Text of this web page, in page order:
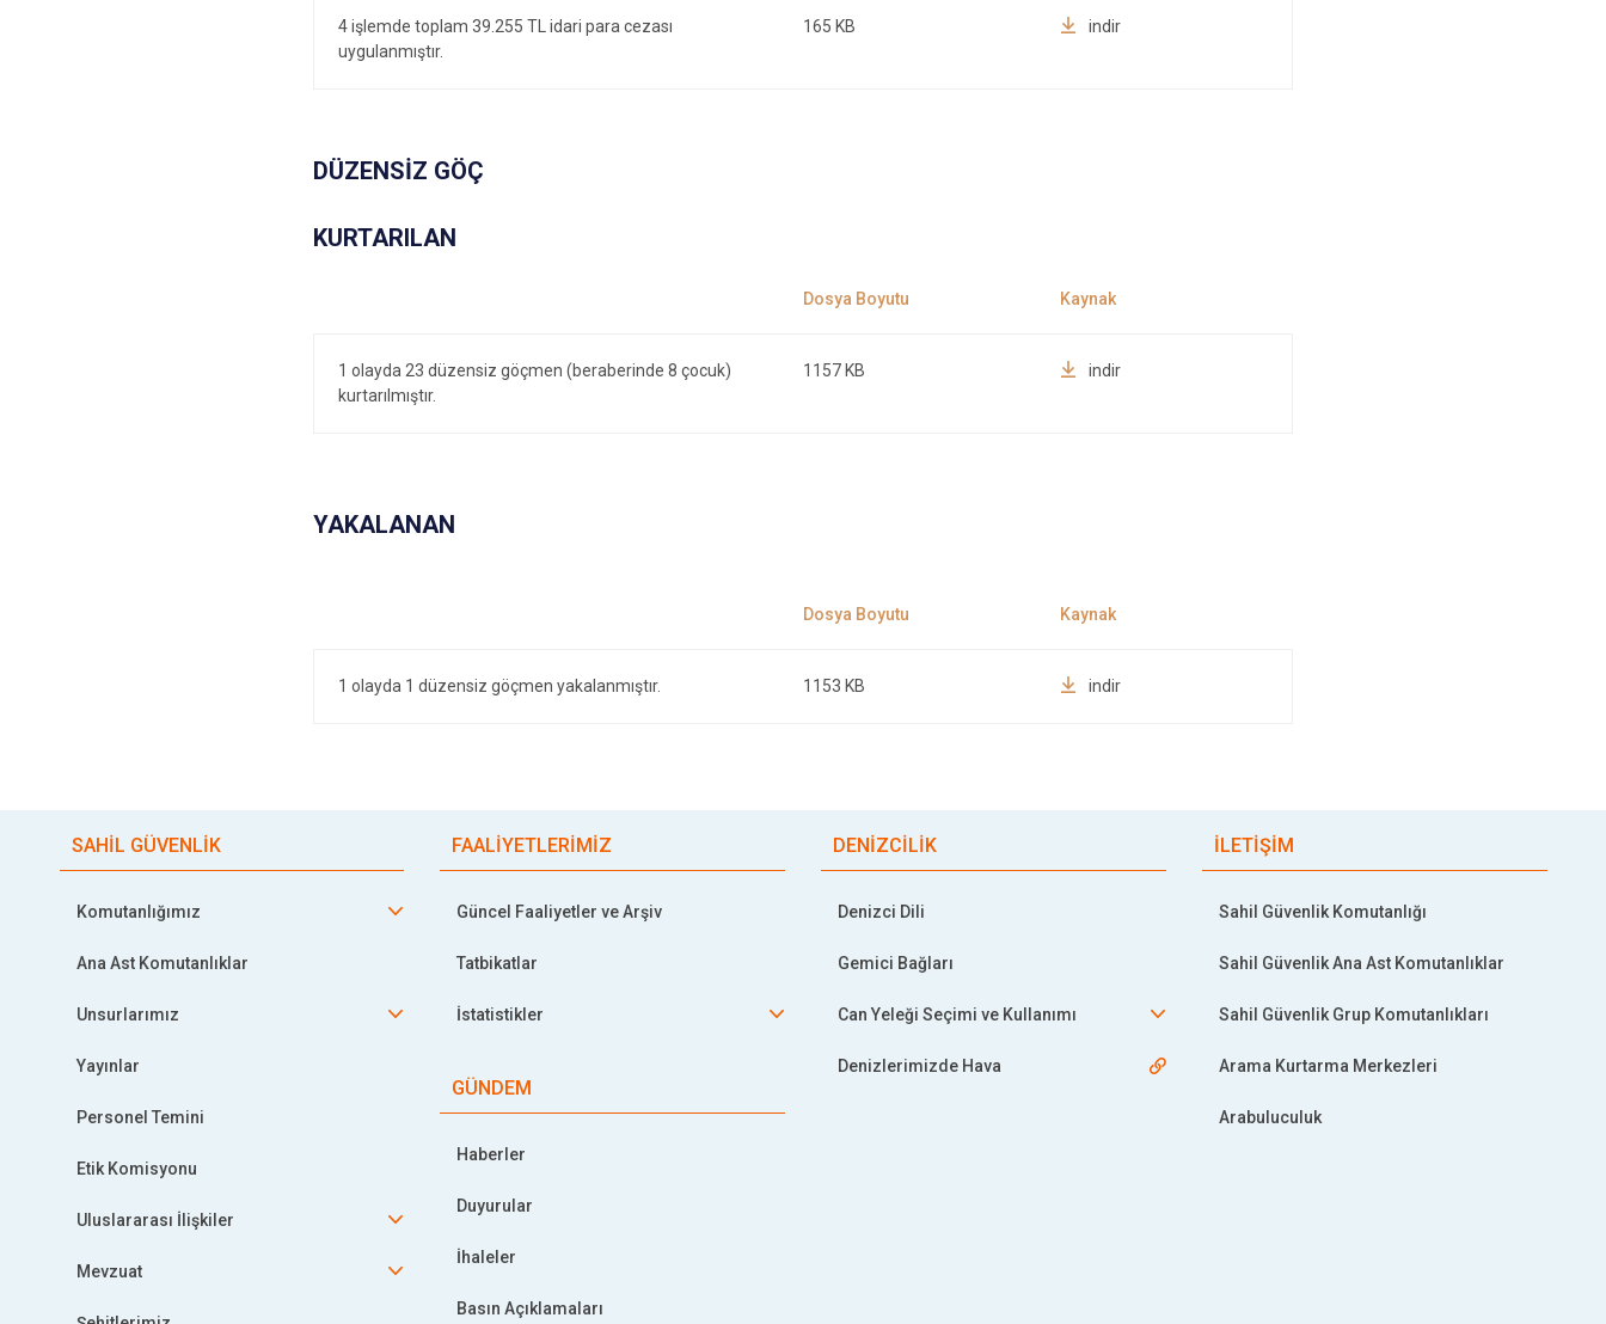
4 işlemde toplam 39.255‬ TL idari para cezası
uygulanmıştır.
165 KB indir
DÜZENSİZ GÖÇ
KURTARILAN
1 olayda 23 düzensiz göçmen (beraberinde 8 çocuk)
kurtarılmıştır.
1157 KB indir
YAKALANAN
1 olayda 1 düzensiz göçmen yakalanmıştır. 1153 KB indir
SAHİL GÜVENLİK
Komutanlığımız
Ana Ast Komutanlıklar
Unsurlarımız
Yayınlar
Personel Temini
Etik Komisyonu
Uluslararası İlişkiler
Mevzuat
FAALİYETLERİMİZ
Güncel Faaliyetler ve Arşiv
Tatbikatlar
İstatistikler
GÜNDEM
Haberler
Duyurular
İhaleler
Basın Açıklamaları
DENİZCİLİK
Denizci Dili
Gemici Bağları
Can Yeleği Seçimi ve Kullanımı
Denizlerimizde Hava
İLETİŞİM
Sahil Güvenlik Komutanlığı
Sahil Güvenlik Ana Ast Komutanlıklar
Sahil Güvenlik Grup Komutanlıkları
Arama Kurtarma Merkezleri
Arabuluculuk